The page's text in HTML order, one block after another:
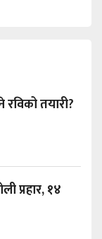
रविको तयारी?
प्रहार, १४